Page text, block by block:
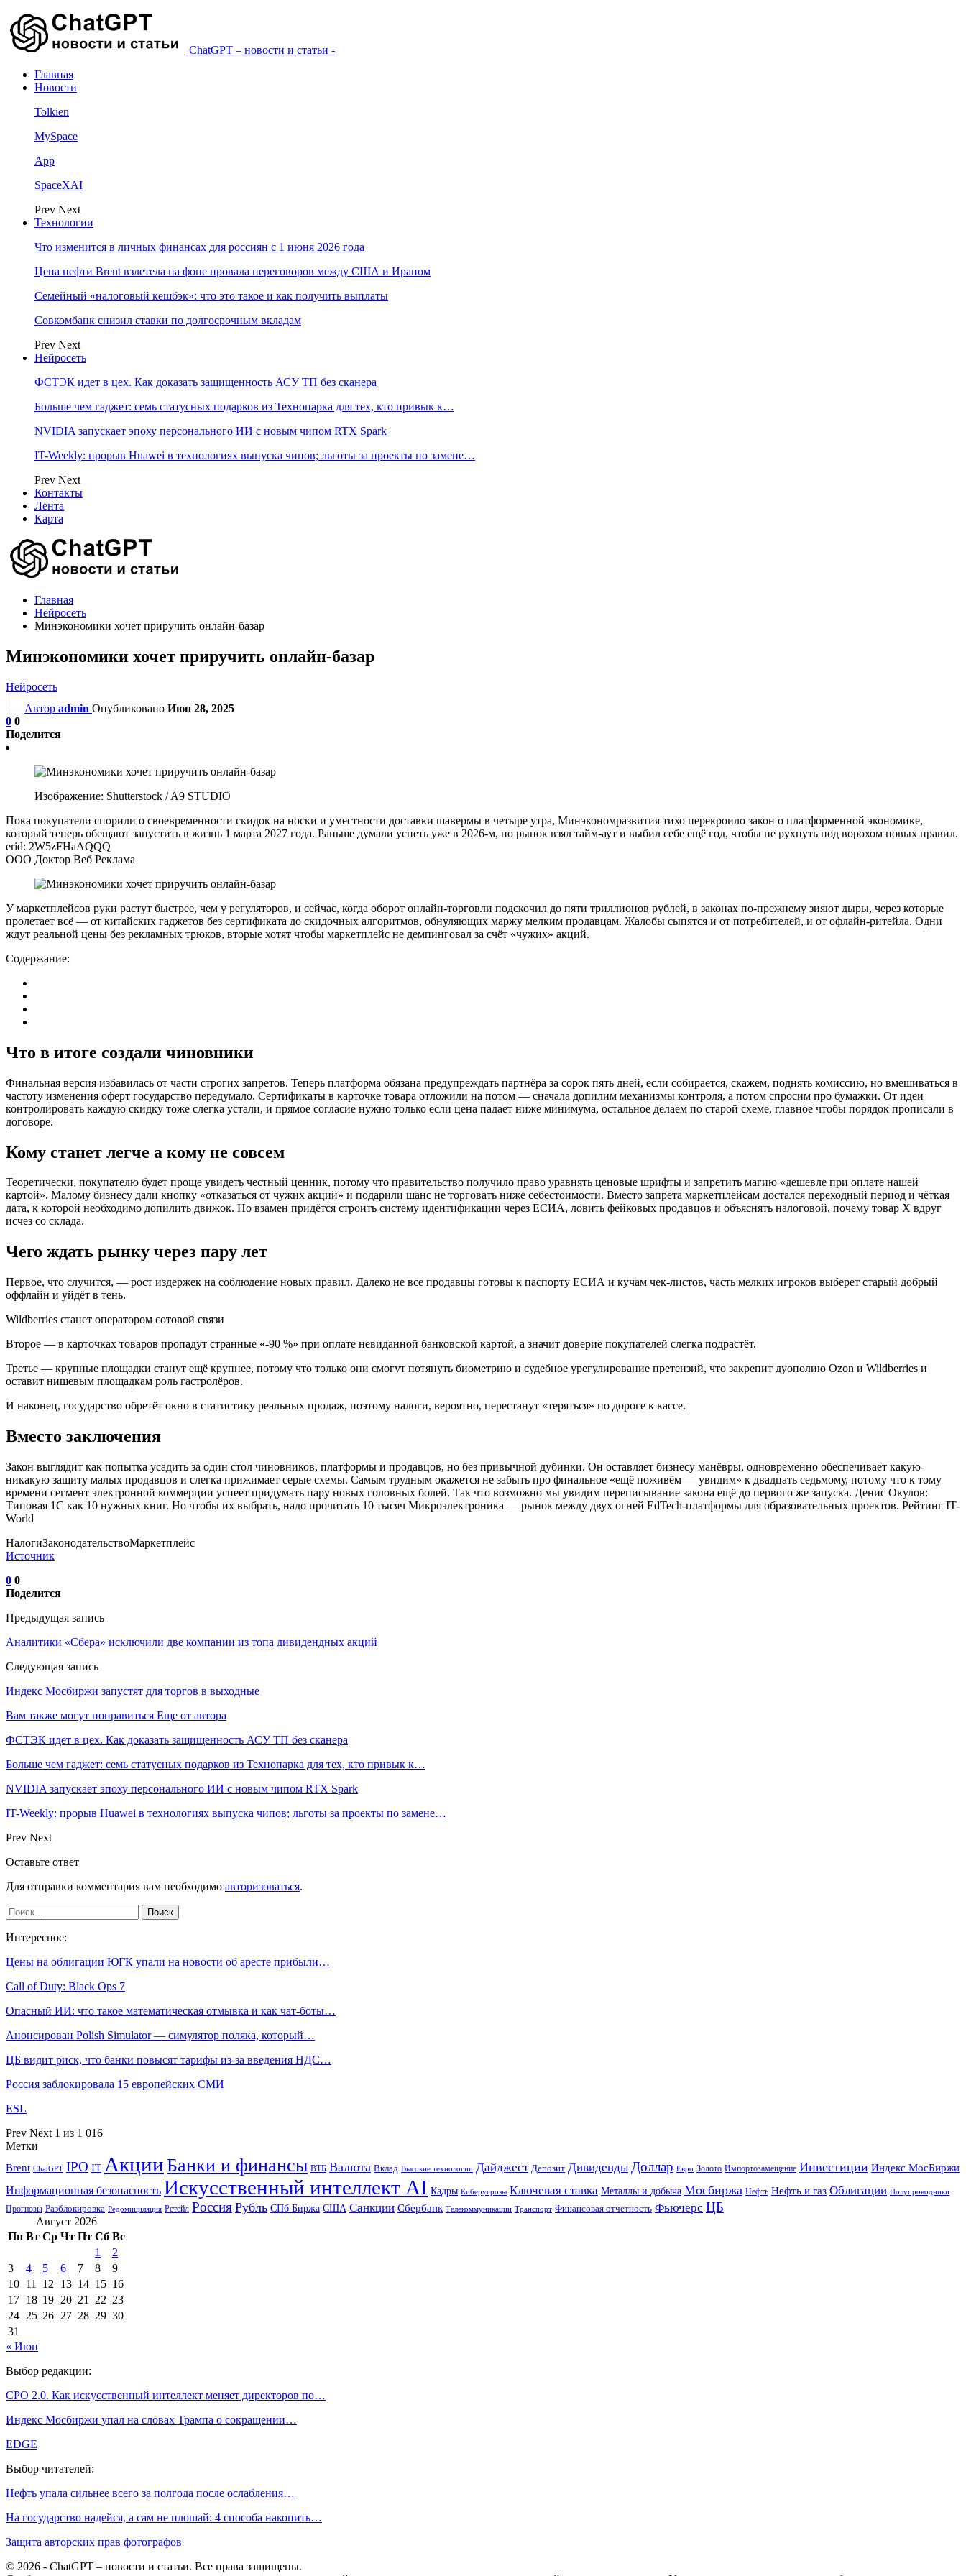
ChatGPT – новости и статьи -
Главная
Новости
Tolkien
MySpace
App
SpaceXAI
Prev Next
Технологии
Что изменится в личных финансах для россиян с 1 июня 2026 года
Цена нефти Brent взлетела на фоне провала переговоров между США и Ираном
Семейный «налоговый кешбэк»: что это такое и как получить выплаты
Совкомбанк снизил ставки по долгосрочным вкладам
Prev Next
Нейросеть
ФСТЭК идет в цех. Как доказать защищенность АСУ ТП без сканера
Больше чем гаджет: семь статусных подарков из Технопарка для тех, кто привык к…
NVIDIA запускает эпоху персонального ИИ с новым чипом RTX Spark
IT-Weekly: прорыв Huawei в технологиях выпуска чипов; льготы за проекты по замене…
Prev Next
Контакты
Лента
Карта
Главная
Нейросеть
Минэкономики хочет приручить онлайн-базар
Минэкономики хочет приручить онлайн-базар
Нейросеть
Автор admin Опубликовано Июн 28, 2025
0 0
Поделится
Изображение: Shutterstock / A9 STUDIO
Пока покупатели спорили о своевременности скидок на носки и уместности доставки шавермы в четыре утра, Минэкономразвития тихо перекроило закон о платформенной экономике,
который теперь обещают запустить в жизнь 1 марта 2027 года. Раньше думали успеть уже в 2026-м, но рынок взял тайм-аут и выбил себе ещё год, чтобы не рухнуть под ворохом новых правил.
erid: 2W5zFHaAQQQ
ООО Доктор Веб Реклама
У маркетплейсов руки растут быстрее, чем у регуляторов, и сейчас, когда оборот онлайн-торговли подскочил до пяти триллионов рублей, в законах по-прежнему зияют дыры, через которые
пролетает всё — от китайских гаджетов без сертификата до скидочных алгоритмов, обнуляющих маржу мелким продавцам. Жалобы сыпятся и от потребителей, и от офлайн-ритейла. Одни
ждут реальной цены без рекламных трюков, вторые хотят чтобы маркетплейс не демпинговал за счёт «чужих» акций.
Содержание:
Что в итоге создали чиновники
Финальная версия избавилась от части строгих запретов. Теперь платформа обязана предупреждать партнёра за сорок пять дней, если собирается, скажем, поднять комиссию, но вмешиваться в
частоту изменения оферт государство передумало. Сертификаты в карточке товара отложили на потом — сначала допилим механизмы контроля, а потом спросим про бумажки. От идеи
контролировать каждую скидку тоже слегка устали, и прямое согласие нужно только если цена падает ниже минимума, остальное делаем по старой схеме, главное чтобы порядок прописали в
договоре.
Кому станет легче а кому не совсем
Теоретически, покупателю будет проще увидеть честный ценник, потому что правительство получило право уравнять ценовые шрифты и запретить магию «дешевле при оплате нашей
картой». Малому бизнесу дали кнопку «отказаться от чужих акций» и подарили шанс не торговать ниже себестоимости. Вместо запрета маркетплейсам достался переходный период и чёткая
дата, к которой необходимо допилить движок. Но взамен придётся строить систему идентификации через ЕСИА, ловить фейковых продавцов и объяснять налоговой, почему товар X вдруг
исчез со склада.
Чего ждать рынку через пару лет
Первое, что случится, — рост издержек на соблюдение новых правил. Далеко не все продавцы готовы к паспорту ЕСИА и кучам чек-листов, часть мелких игроков выберет старый добрый
оффлайн и уйдёт в тень.
Wildberries станет оператором сотовой связи
Второе — в карточках товаров пропадут странные «-90 %» при оплате невиданной банковской картой, а значит доверие покупателей слегка подрастёт.
Третье — крупные площадки станут ещё крупнее, потому что только они смогут потянуть биометрию и судебное урегулирование претензий, что закрепит дуополию Ozon и Wildberries и
оставит нишевым площадкам роль гастролёров.
И наконец, государство обретёт окно в статистику реальных продаж, поэтому налоги, вероятно, перестанут «теряться» по дороге к кассе.
Вместо заключения
Закон выглядит как попытка усадить за один стол чиновников, платформы и продавцов, но без привычной дубинки. Он оставляет бизнесу манёвры, одновременно обеспечивает какую-
никакую защиту малых продавцов и слегка прижимает серые схемы. Самым трудным окажется не забыть про финальное «ещё поживём — увидим» к двадцать седьмому, потому что к тому
времени сегмент электронной коммерции успеет придумать пару новых головных болей. Так что возможно мы увидим переписывание закона ещё до первого же запуска. Денис Окулов:
Типовая 1С как 10 нужных книг. Но чтобы их выбрать, надо прочитать 10 тысяч Микроэлектроника — рынок между двух огней EdTech-платформы для образовательных проектов. Рейтинг IT-
World
НалогиЗаконодательствоМаркетплейс
Источник
0 0
Поделится
Предыдущая запись
Аналитики «Сбера» исключили две компании из топа дивидендных акций
Следующая запись
Индекс Мосбиржи запустят для торгов в выходные
Вам также могут понравиться Еще от автора
ФСТЭК идет в цех. Как доказать защищенность АСУ ТП без сканера
Больше чем гаджет: семь статусных подарков из Технопарка для тех, кто привык к…
NVIDIA запускает эпоху персонального ИИ с новым чипом RTX Spark
IT-Weekly: прорыв Huawei в технологиях выпуска чипов; льготы за проекты по замене…
Prev Next
Оставьте ответ
Для отправки комментария вам необходимо авторизоваться.
Интересное:
Цены на облигации ЮГК упали на новости об аресте прибыли…
Call of Duty: Black Ops 7
Опасный ИИ: что такое математическая отмывка и как чат-боты…
Анонсирован Polish Simulator — симулятор поляка, который…
ЦБ видит риск, что банки повысят тарифы из-за введения НДС…
Россия заблокировала 15 европейских СМИ
ESL
Prev Next 1 из 1 016
Метки
Brent ChatGPT IPO IT АкцииБанки и финансы ВТБ Валюта Вклад Высокие технологии Дайджест Депозит Дивиденды Доллар Евро Золото Импортозамещение Инвестиции Индекс МосБиржи
Информационная безопасность Искусственный интеллект AI Кадры Киберугрозы Ключевая ставка Металлы и добыча Мосбиржа Нефть Нефть и газ Облигации Полупроводники
Прогнозы Разблокировка Редомициляция Ретейл Россия Рубль СПб Биржа США Санкции Сбербанк Телекоммуникации Транспорт Финансовая отчетность Фьючерс ЦБ
Август 2026
Пн Вт Ср Чт Пт Сб Вс
1
2
3
4 5 6 7 8
9
10 11 12 13 14 15 16
17 18 19 20 21 22 23
24 25 26 27 28 29 30
31
« Июн
Выбор редакции:
СPO 2.0. Как искусственный интеллект меняет директоров по…
Индекс Мосбиржи упал на словах Трампа о сокращении…
EDGE
Выбор читателей:
Нефть упала сильнее всего за полгода после ослабления…
На государство надейся, а сам не плошай: 4 способа накопить…
Защита авторских прав фотографов
© 2026 - ChatGPT – новости и статьи. Все права защищены.